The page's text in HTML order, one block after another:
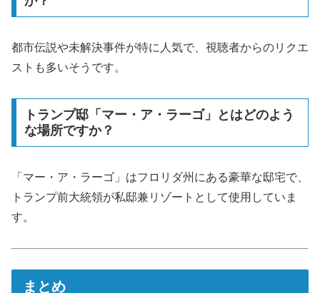
都市伝説や未解決事件が特に人気で、視聴者からのリクエ
ストも多いそうです。
トランプ邸「マー・ア・ラーゴ」とはどのよう
な場所ですか？
「マー・ア・ラーゴ」はフロリダ州にある豪華な邸宅で、
トランプ前大統領が私邸兼リゾートとして使用していま
す。
まとめ